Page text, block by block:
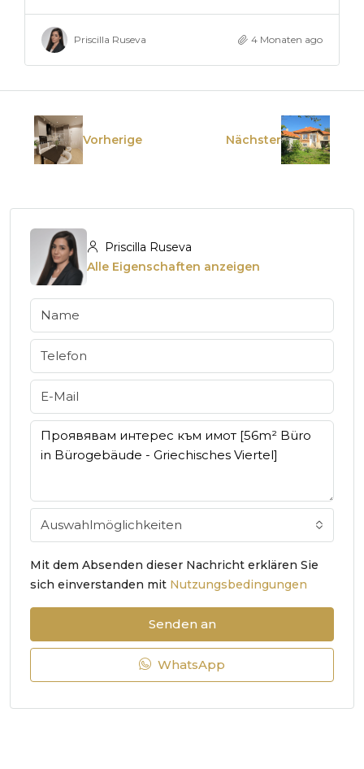
Priscilla Ruseva 4 Monaten ago
Vorherige Nächster
Priscilla Ruseva
Alle Eigenschaften anzeigen
Auswahlmöglichkeiten
Mit dem Absenden dieser Nachricht erklären Sie
sich einverstanden mit Nutzungsbedingungen
Senden an
WhatsApp